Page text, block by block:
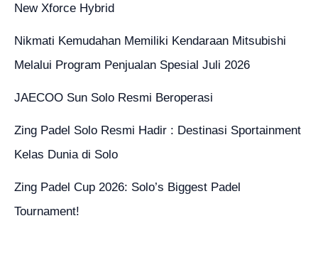
New Xforce Hybrid
Nikmati Kemudahan Memiliki Kendaraan Mitsubishi
Melalui Program Penjualan Spesial Juli 2026
JAECOO Sun Solo Resmi Beroperasi
Zing Padel Solo Resmi Hadir : Destinasi Sportainment
Kelas Dunia di Solo
Zing Padel Cup 2026: Solo’s Biggest Padel
Tournament!